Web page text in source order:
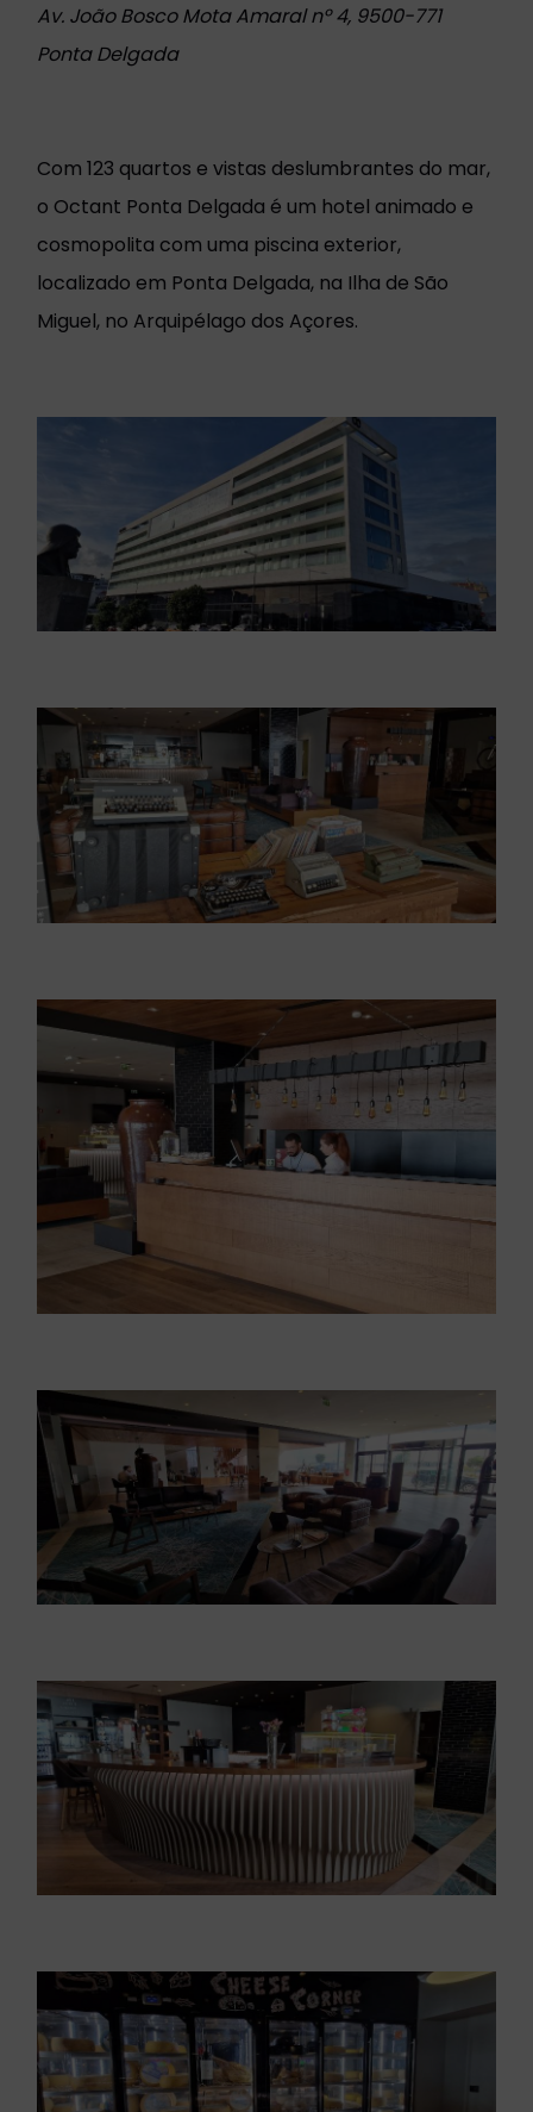
Av. João Bosco Mota Amaral nº 4, 9500-771
Ponta Delgada
Com 123 quartos e vistas deslumbrantes do mar,
o Octant Ponta Delgada é um hotel animado e
cosmopolita com uma piscina exterior,
localizado em Ponta Delgada, na Ilha de São
Miguel, no Arquipélago dos Açores.